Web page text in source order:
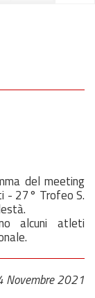
del meeting
- 27° Trofeo S.
alcuni atleti
Novembre 2021